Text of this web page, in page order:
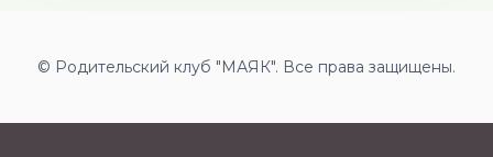
© Родительский клуб "МАЯК". Все права защищены.